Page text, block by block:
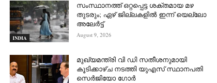
INDIA
സംസ്ഥാനത്ത് ഒറ്റപ്പെട്ട ശക്തമായ മഴ
തുടരും; ഏഴ് ജില്ലകളില്‍ ഇന്ന് യെല്ലോ
അലേര്‍ട്ട്
August 9, 2026
മുഖ്യമന്ത്രി വി ഡി സതീശനുമായി
കൂടിക്കാഴ്ച നടത്തി യുഎസ് സ്ഥാനപതി
സെര്‍ജിയോ ഗോര്‍